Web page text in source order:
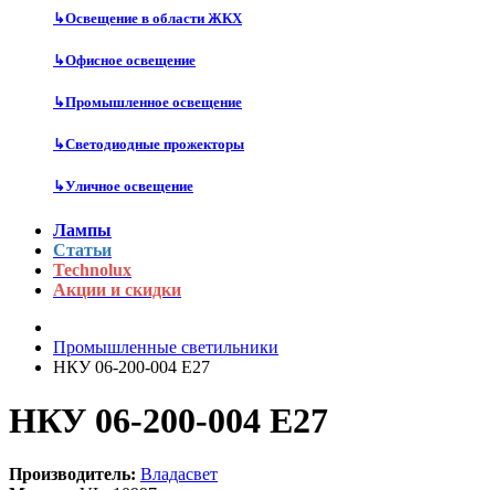
↳Освещение в области ЖКХ
↳Офисное освещение
↳Промышленное освещение
↳Светодиодные прожекторы
↳Уличное освещение
Лампы
Статьи
Technolux
Акции и скидки
Промышленные светильники
НКУ 06-200-004 Е27
НКУ 06-200-004 Е27
Производитель: Владасвет